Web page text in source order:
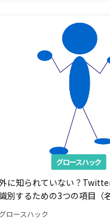
グロースハック
に知られていない？
別するための3つの項目（
ID）の変更方法は？変更後
グロースハック